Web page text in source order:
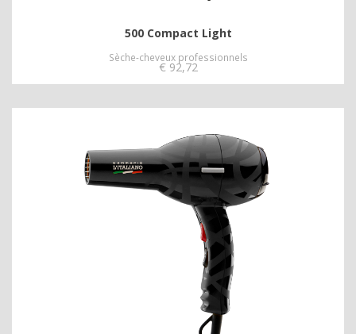
500 Compact Light
Sèche-cheveux professionnels
€ 92,72